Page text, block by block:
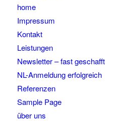
home
Impressum
Kontakt
Leistungen
Newsletter – fast geschafft
NL-Anmeldung erfolgreich
Referenzen
Sample Page
über uns